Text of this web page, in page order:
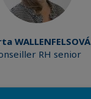
WALLENFELSOVÁ
RH senior
425